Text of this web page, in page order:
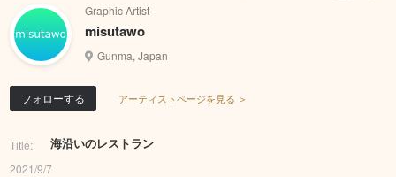
Graphic Artist
misutawo
Gunma, Japan
フォローする アーティストページを見る ＞
Title: 海沿いのレストラン
2021/9/7